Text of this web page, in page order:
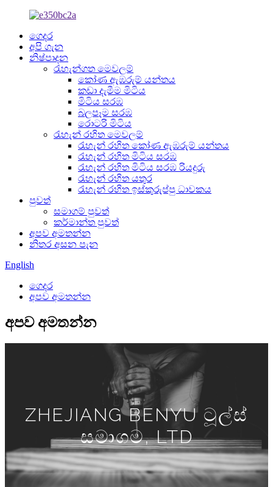
ගෙදර
අපි ගැන
නිෂ්පාදන
රැහැන්ගත මෙවලම්
කෝණ ඇඹරුම් යන්තය
කඩා දැමීම මිටිය
මිටිය සරඹ
බලපෑම සරඹ
රොටරි මිටිය
රැහැන් රහිත මෙවලම්
රැහැන් රහිත කෝණ ඇඹරුම් යන්තය
රැහැන් රහිත මිටිය සරඹ
රැහැන් රහිත මිටිය සරඹ රියදුරු
රැහැන් රහිත යතුර
රැහැන් රහිත ඉස්කුරුප්පු ධාවකය
පුවත්
සමාගම් පුවත්
කර්මාන්ත පුවත්
අපව අමතන්න
නිතර අසන පැන
English
ගෙදර
අපව අමතන්න
අපව අමතන්න
ZHEJIANG BENYU ටූල්ස්
සමාගම, LTD